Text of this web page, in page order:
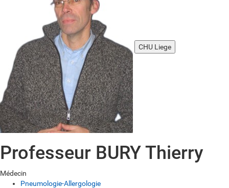
CHU Liege
Professeur BURY Thierry
Médecin
Pneumologie-Allergologie